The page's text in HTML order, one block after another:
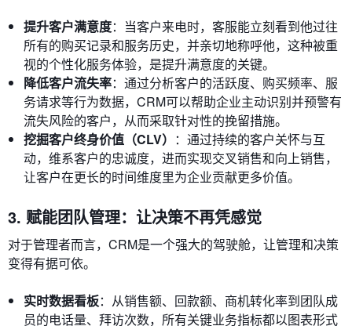
提升客户满意度：当客户来电时，客服能立刻看到他过往
所有的购买记录和服务历史，并亲切地称呼他，这种被重
视的个性化服务体验，是提升满意度的关键。
降低客户流失率：通过分析客户的活跃度、购买频率、服
务请求等行为数据，CRM可以帮助企业主动识别并预警有
流失风险的客户，从而采取针对性的挽留措施。
挖掘客户终身价值（CLV） ：通过持续的客户关怀与互
动，维系客户的忠诚度，进而实现交叉销售和向上销售，
让客户在更长的时间维度里为企业贡献更多价值。
3. 赋能团队管理：让决策不再凭感觉
对于管理者而言，CRM是一个强大的驾驶舱，让管理和决策
变得有据可依。
实时数据看板：从销售额、回款额、商机转化率到团队成
员的电话量、拜访次数，所有关键业务指标都以图表形式